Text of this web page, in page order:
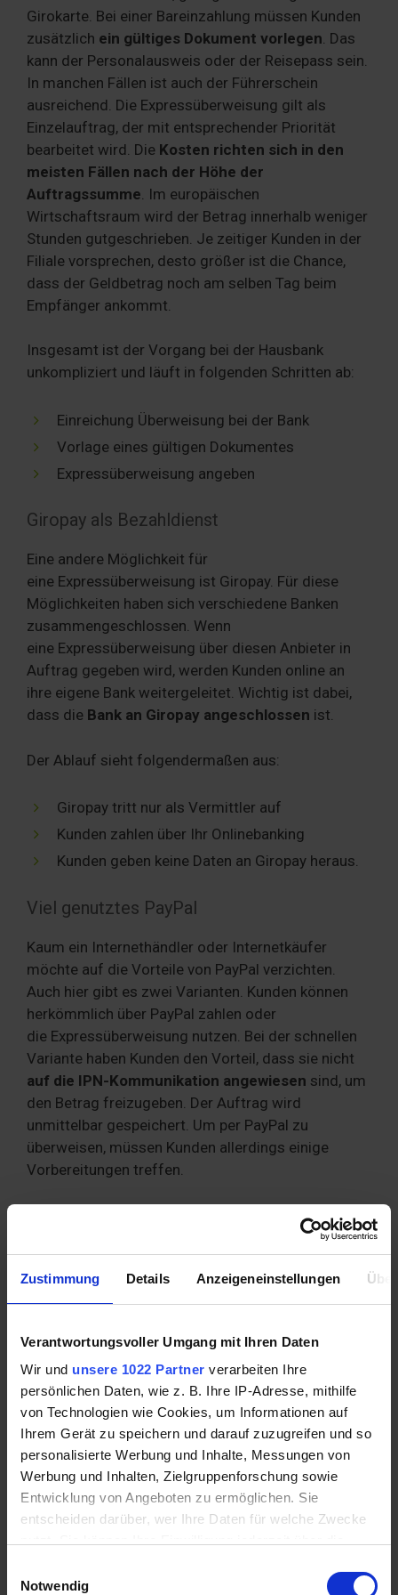
Zustimmung Details Anzeigeneinstellungen
Verantwortungsvoller Umgang mit Ihren Daten
Wir und unsere 1022 Partner verarbeiten Ihre
persönlichen Daten, wie z. B. Ihre IP-Adresse, mithilfe
von Technologien wie Cookies, um Informationen auf
Ihrem Gerät zu speichern und darauf zuzugreifen und so
personalisierte Werbung und Inhalte, Messungen von
Werbung und Inhalten, Zielgruppenforschung sowie
Entwicklung von Angeboten zu ermöglichen. Sie
entscheiden darüber, wer Ihre Daten für welche Zwecke
Trigger Symbol ändern oder widerrufen
Notwendig
Girokarte. Bei einer Bareinzahlung müssen Kunden
zusätzlich ein gültiges Dokument vorlegen . Das
kann der Personalausweis oder der Reisepass sein.
In manchen Fällen ist auch der Führerschein
ausreichend. Die Expressüberweisung gilt als
Einzelauftrag, der mit entsprechender Priorität
bearbeitet wird. Die Kosten richten sich in den
meisten Fällen nach der Höhe der
Auftragssumme . Im europäischen
Wirtschaftsraum wird der Betrag innerhalb weniger
Stunden gutgeschrieben. Je zeitiger Kunden in der
Filiale vorsprechen, desto größer ist die Chance,
dass der Geldbetrag noch am selben Tag beim
Empfänger ankommt.
Insgesamt ist der Vorgang bei der Hausbank
unkompliziert und läuft in folgenden Schritten ab:
Einreichung Überweisung bei der Bank
Vorlage eines gültigen Dokumentes
Expressüberweisung angeben
Giropay als Bezahldienst
Eine andere Möglichkeit für
eine Expressüberweisung ist Giropay. Für diese
Möglichkeiten haben sich verschiedene Banken
zusammengeschlossen. Wenn
eine Expressüberweisung über diesen Anbieter in
Auftrag gegeben wird, werden Kunden online an
ihre eigene Bank weitergeleitet. Wichtig ist dabei,
dass die Bank an Giropay angeschlossen ist.
Der Ablauf sieht folgendermaßen aus:
Giropay tritt nur als Vermittler auf
Kunden zahlen über Ihr Onlinebanking
Kunden geben keine Daten an Giropay heraus.
Viel genutztes PayPal
Kaum ein Internethändler oder Internetkäufer
möchte auf die Vorteile von PayPal verzichten.
Auch hier gibt es zwei Varianten. Kunden können
herkömmlich über PayPal zahlen oder
die Expressüberweisung nutzen. Bei der schnellen
Variante haben Kunden den Vorteil, dass sie nicht
auf die IPN-Kommunikation angewiesen sind, um
den Betrag freizugeben. Der Auftrag wird
unmittelbar gespeichert. Um per PayPal zu
überweisen, müssen Kunden allerdings einige
Vorbereitungen treffen.
ein gültiges Konto mit einer E-Mail-Adresse
verbinden
sich verifizieren
Bei einer Zahlung müssen Nutzer ihre E-Mail-
Adresse angeben. Der Empfänger bekommt
keinerlei Bankdaten, sondern der Betrag wird über
PayPal verschickt.
Vor- und Nachteile
einer Expressüberweisung
Nachteile für Kunden und gleichermaßen für